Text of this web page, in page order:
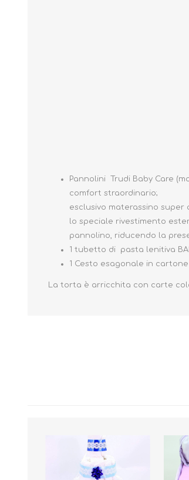
Pannolini Trudi Baby Care
comfort straordinario;
esclusivo materassino super
lo speciale rivestimento
pannolino, riducendo la
1 tubetto di pasta lenitiva
1 Cesto esagonale in
La torta è arricchita con carte